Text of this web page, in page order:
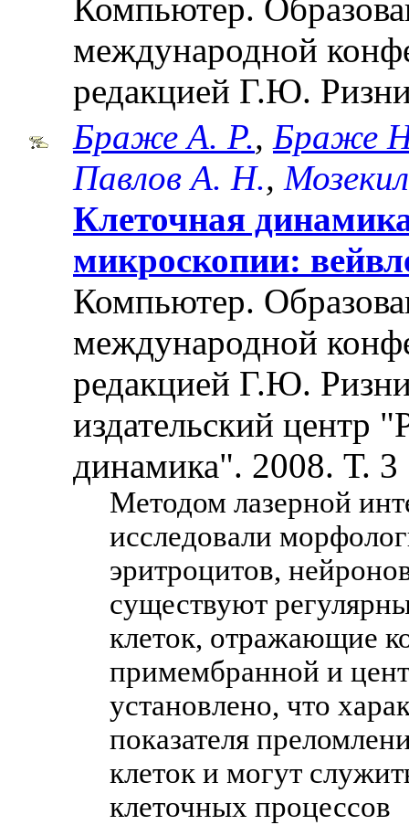
Компьютер.
международной
редакцией Г.Ю.
Браже А. Р., Браже
Павлов А. Н.,
Клеточная
микроскопии:
Компьютер.
международной
редакцией Г.Ю.
издательский центр
динамика". 2008. Т. 3
Методом лазерной
исследовали
эритроцитов,
существуют
клеток, отражающие
примембранной и
установлено, что
показателя
клеток и могут
клеточных процессов